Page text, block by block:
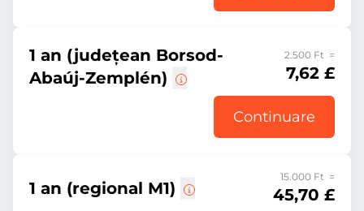
1 an (județean Borsod-
Abaúj-Zemplén)
2.500 Ft =
7,62 £
Continuare
1 an (regional M1)
15.000 Ft =
45,70 £